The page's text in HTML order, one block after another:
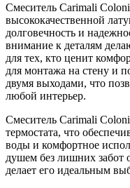
Смеситель Carimali
высококачественной
долговечность и
внимание к деталям
для тех, кто ценит
для монтажа на стену и
двумя выходами, что
любой интерьер.
Смеситель Carimali
термостата, что
воды и комфортное
душем без лишних забот
делает его идеальным